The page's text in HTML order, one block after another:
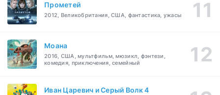
Прометей
2012, Великобритания, США, фантастика, ужасы
Моана
2016, США, мультфильм, мюзикл, фэнтези,
комедия, приключения, семейный
Иван Царевич и Серый Волк 4